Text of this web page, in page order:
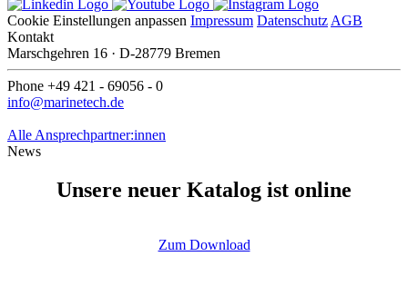
Cookie Einstellungen anpassen Impressum Datenschutz AGB
Kontakt
Marschgehren 16 · D-28779 Bremen
Phone +49 421 - 69056 - 0
info@marinetech.de
Alle Ansprechpartner:innen
News
Unsere neuer Katalog ist online
Zum Download